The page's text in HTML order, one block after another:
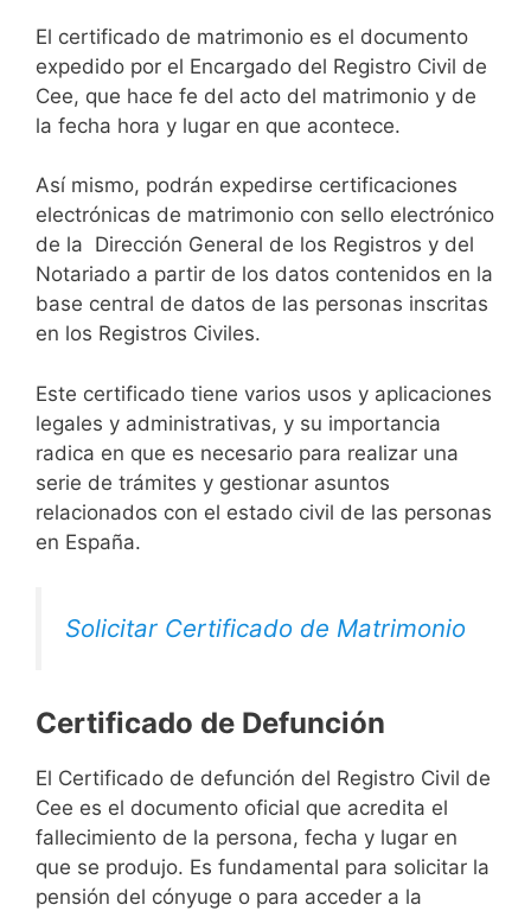
El certificado de matrimonio es el documento
expedido por el Encargado del Registro Civil de
Cee, que hace fe del acto del matrimonio y de
la fecha hora y lugar en que acontece.
Así mismo, podrán expedirse certificaciones
electrónicas de matrimonio con sello electrónico
de la Dirección General de los Registros y del
Notariado a partir de los datos contenidos en la
base central de datos de las personas inscritas
en los Registros Civiles.
Este certificado tiene varios usos y aplicaciones
legales y administrativas, y su importancia
radica en que es necesario para realizar una
serie de trámites y gestionar asuntos
relacionados con el estado civil de las personas
en España.
Solicitar Certificado de Matrimonio
Certificado de Defunción
El Certificado de defunción del Registro Civil de
Cee es el documento oficial que acredita el
fallecimiento de la persona, fecha y lugar en
que se produjo. Es fundamental para solicitar la
pensión del cónyuge o para acceder a la